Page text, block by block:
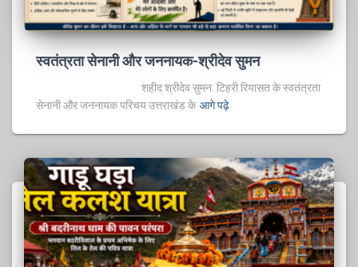
स्वतंत्रता सेनानी और जननायक-श्रीदेव सुमन
शहीद श्रीदेव सुमन: टिहरी रियासत के स्वतंत्रता
सेनानी और जननायक परिचय उत्तराखंड के आगे पढ़े